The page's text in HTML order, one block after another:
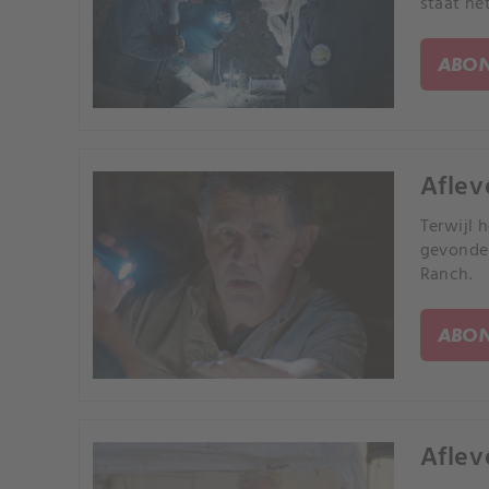
Terwijl
Ranch.